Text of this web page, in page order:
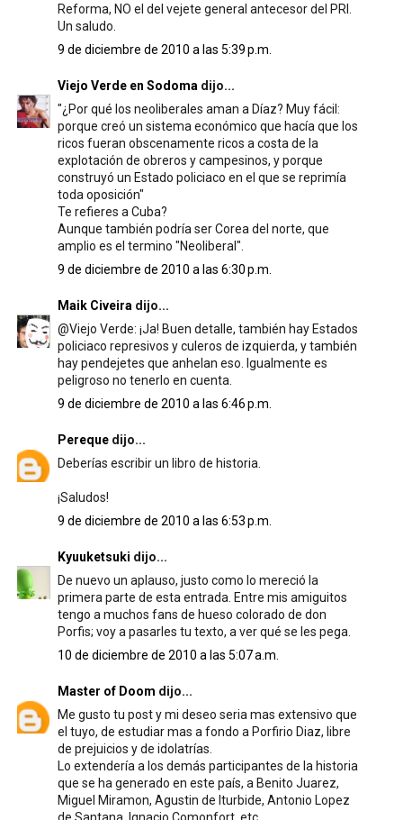
Reforma, NO el del vejete general antecesor del PRI.
Un saludo.
9 de diciembre de 2010 a las 5:39 p.m.
Viejo Verde en Sodoma dijo...
"¿Por qué los neoliberales aman a Díaz? Muy fácil:
porque creó un sistema económico que hacía que los
ricos fueran obscenamente ricos a costa de la
explotación de obreros y campesinos, y porque
construyó un Estado policiaco en el que se reprimía
toda oposición"
Te refieres a Cuba?
Aunque también podría ser Corea del norte, que
amplio es el termino "Neoliberal".
9 de diciembre de 2010 a las 6:30 p.m.
Maik Civeira dijo...
@Viejo Verde: ¡Ja! Buen detalle, también hay Estados
policiaco represivos y culeros de izquierda, y también
hay pendejetes que anhelan eso. Igualmente es
peligroso no tenerlo en cuenta.
9 de diciembre de 2010 a las 6:46 p.m.
Perequedijo...
Deberías escribir un libro de historia.
¡Saludos!
9 de diciembre de 2010 a las 6:53 p.m.
Kyuuketsuki dijo...
De nuevo un aplauso, justo como lo mereció la
primera parte de esta entrada. Entre mis amiguitos
tengo a muchos fans de hueso colorado de don
Porfis; voy a pasarles tu texto, a ver qué se les pega.
10 de diciembre de 2010 a las 5:07 a.m.
Master of Doom dijo...
Me gusto tu post y mi deseo seria mas extensivo que
el tuyo, de estudiar mas a fondo a Porfirio Diaz, libre
de prejuicios y de idolatrías.
Lo extendería a los demás participantes de la historia
que se ha generado en este país, a Benito Juarez,
Miguel Miramon, Agustin de Iturbide, Antonio Lopez